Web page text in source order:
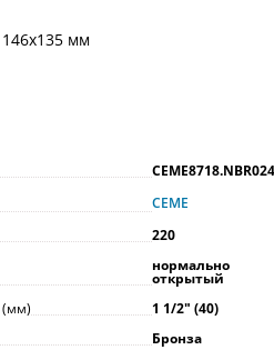
мм
CEME
220
нормально
открытый
(мм)
1 1/2ʺ (40)
Бронза